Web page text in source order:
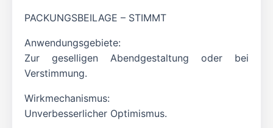
PACKUNGSBEILAGE – STIMMT
Anwendungsgebiete:
Zur geselligen Abendgestaltung oder bei
Verstimmung.
Wirkmechanismus:
Unverbesserlicher Optimismus.